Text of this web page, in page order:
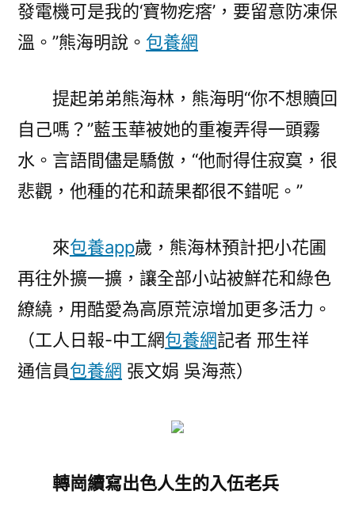
發電機可是我的‘寶物疙瘩’，要留意防凍保
溫。”熊海明說。 包養網
提起弟弟熊海林，熊海明“你不想贖回
自己嗎？”藍玉華被她的重複弄得一頭霧
水。言語間儘是驕傲，“他耐得住寂寞，很
悲觀，他種的花和蔬果都很不錯呢。”
來包養app歲，熊海林預計把小花圃
再往外擴一擴，讓全部小站被鮮花和綠色
繚繞，用酷愛為高原荒涼增加更多活力。
（工人日報-中工網包養網記者 邢生祥
通信員包養網 張文娟 吳海燕）
轉崗續寫出色人生的入伍老兵